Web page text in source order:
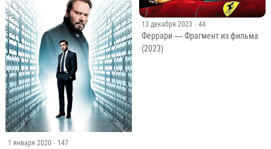
1 января 2020 · 147
13 декабря 2023 · 44
Феррари — Фрагмент из фильма
(2023)